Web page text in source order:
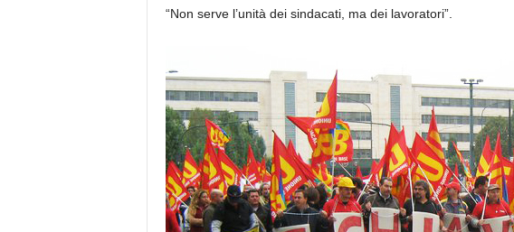
“Non serve l’unità dei sindacati, ma dei lavoratori”.